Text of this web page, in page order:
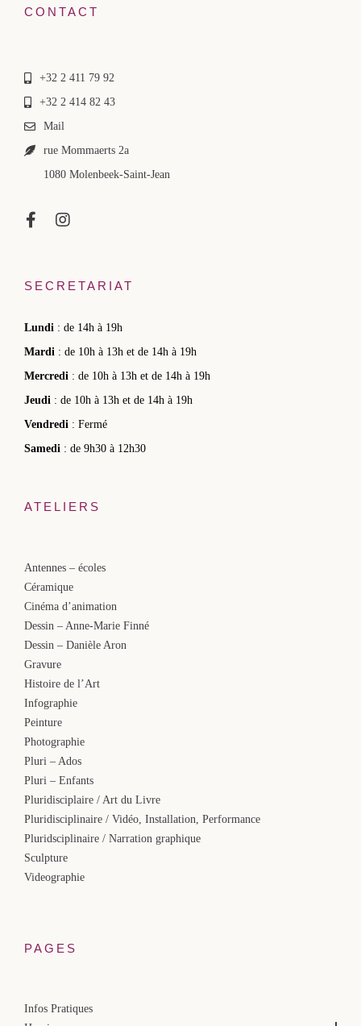
CONTACT
+32 2 411 79 92
+32 2 414 82 43
Mail
rue Mommaerts 2a
1080 Molenbeek-Saint-Jean
SECRETARIAT
Lundi : de 14h à 19h
Mardi : de 10h à 13h et de 14h à 19h
Mercredi : de 10h à 13h et de 14h à 19h
Jeudi : de 10h à 13h et de 14h à 19h
Vendredi : Fermé
Samedi : de 9h30 à 12h30
ATELIERS
Antennes – écoles
Céramique
Cinéma d’animation
Dessin – Anne-Marie Finné
Dessin – Danièle Aron
Gravure
Histoire de l’Art
Infographie
Peinture
Photographie
Pluri – Ados
Pluri – Enfants
Pluridisciplaire / Art du Livre
Pluridisciplinaire / Vidéo, Installation, Performance
Pluridsciplinaire / Narration graphique
Sculpture
Videographie
PAGES
Infos Pratiques